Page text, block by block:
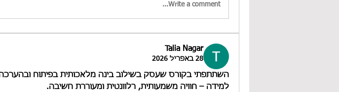
Write a comment...
Talia Nagar
28 באפריל 2026
למידה – חוויה משמעותית, רלוונטית ומעוררת חשיבה.